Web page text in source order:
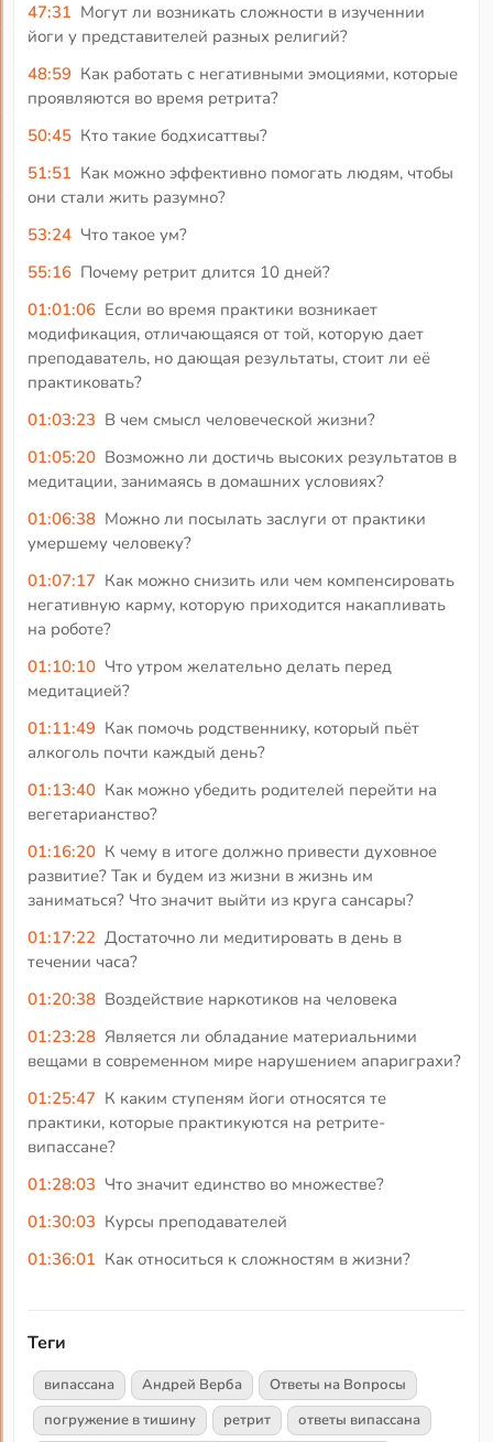
47:31 Могут ли возникать сложности в изученнии
йоги у представителей разных религий?
48:59 Как работать с негативными эмоциями, которые
проявляются во время ретрита?
50:45 Кто такие бодхисаттвы?
51:51 Как можно эффективно помогать людям, чтобы
они стали жить разумно?
53:24 Что такое ум?
55:16 Почему ретрит длится 10 дней?
01:01:06 Если во время практики возникает
модификация, отличающаяся от той, которую дает
преподаватель, но дающая результаты, стоит ли её
практиковать?
01:03:23 В чем смысл человеческой жизни?
01:05:20 Возможно ли достичь высоких результатов в
медитации, занимаясь в домашних условиях?
01:06:38 Можно ли посылать заслуги от практики
умершему человеку?
01:07:17 Как можно снизить или чем компенсировать
негативную карму, которую приходится накапливать
на роботе?
01:10:10 Что утром желательно делать перед
медитацией?
01:11:49 Как помочь родственнику, который пьёт
алкоголь почти каждый день?
01:13:40 Как можно убедить родителей перейти на
вегетарианство?
01:16:20 К чему в итоге должно привести духовное
развитие? Так и будем из жизни в жизнь им
заниматься? Что значит выйти из круга сансары?
01:17:22 Достаточно ли медитировать в день в
течении часа?
01:20:38 Воздействие наркотиков на человека
01:23:28 Является ли обладание материальними
вещами в современном мире нарушением апариграхи?
01:25:47 К каким ступеням йоги относятся те
практики, которые практикуются на ретрите-
випассане?
01:28:03 Что значит единство во множестве?
01:30:03 Курсы преподавателей
01:36:01 Как относиться к сложностям в жизни?
Теги
випассана Андрей Верба
Ответы на Вопросы
погружение в тишину
ретрит ответы випассана